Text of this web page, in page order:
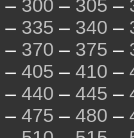
– 300 – 305 –
– 335 – 340 –
– 370 – 375 –
– 405 – 410 –
– 440 – 445 –
– 475 – 480 –